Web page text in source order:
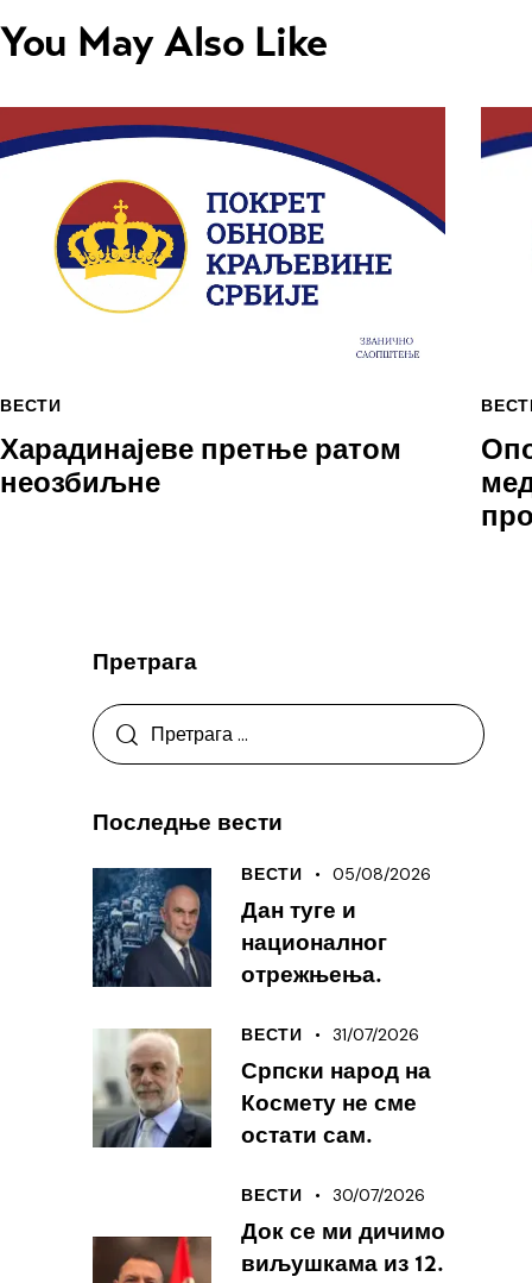
You May Also Like
ВЕСТИ
Харадинајеве претње ратом
неозбиљне
Претрага
Последње вести
ВЕСТИ 05/08/2026
Дан туге и
националног
отрежњења.
ВЕСТИ 31/07/2026
Српски народ на
Космету не сме
остати сам.
ВЕСТИ 30/07/2026
Док се ми дичимо
виљушкама из 12.